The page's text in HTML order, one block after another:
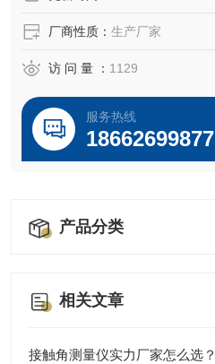
厂商性质： 生产厂家
访 问 量 ： 1129
服务热线
18662699877
产品分类
相关文章